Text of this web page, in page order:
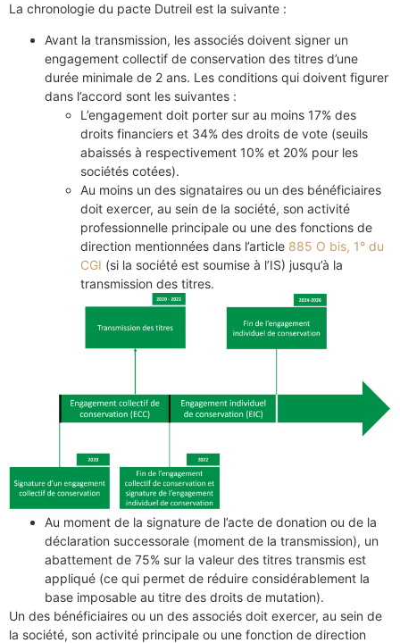
La chronologie du pacte Dutreil est la suivante :
Avant la transmission, les associés doivent signer un
engagement collectif de conservation des titres d’une
durée minimale de 2 ans. Les conditions qui doivent figurer
dans l’accord sont les suivantes :
L’engagement doit porter sur au moins 17% des
droits financiers et 34% des droits de vote (seuils
abaissés à respectivement 10% et 20% pour les
sociétés cotées).
Au moins un des signataires ou un des bénéficiaires
doit exercer, au sein de la société, son activité
professionnelle principale ou une des fonctions de
direction mentionnées dans l’article 885 O bis, 1° du
CGI (si la société est soumise à l’IS) jusqu’à la
transmission des titres.
Au moment de la signature de l’acte de donation ou de la
déclaration successorale (moment de la transmission), un
abattement de 75% sur la valeur des titres transmis est
appliqué (ce qui permet de réduire considérablement la
base imposable au titre des droits de mutation).
Un des bénéficiaires ou un des associés doit exercer, au sein de
la société, son activité principale ou une fonction de direction